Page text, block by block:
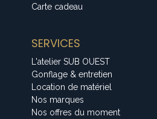
Carte cadeau
SERVICES
L'atelier SUB OUEST
Gonflage & entretien
Location de matériel
Nos marques
Nos offres du moment